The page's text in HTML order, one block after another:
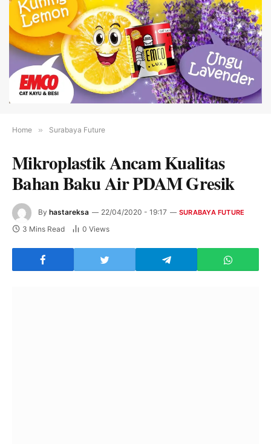
Home » Surabaya Future
Mikroplastik Ancam Kualitas
Bahan Baku Air PDAM Gresik
By hastareksa 22/04/2020 - 19:17 SURABAYA FUTURE
3 Mins Read 0 Views